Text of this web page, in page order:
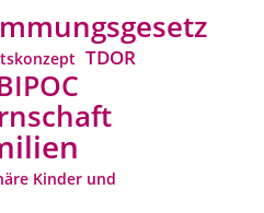
TDOR
Kinder und